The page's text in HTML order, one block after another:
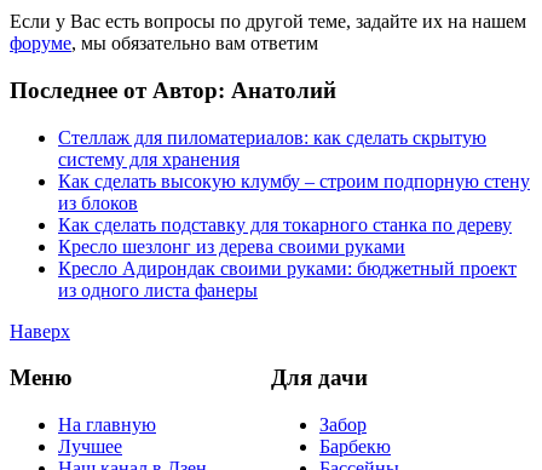
Если у Вас есть вопросы по другой теме, задайте их на нашем
форуме, мы обязательно вам ответим
Последнее от Автор: Анатолий
Стеллаж для пиломатериалов: как сделать скрытую
систему для хранения
Как сделать высокую клумбу – строим подпорную стену
из блоков
Как сделать подставку для токарного станка по дереву
Кресло шезлонг из дерева своими руками
Кресло Адирондак своими руками: бюджетный проект
из одного листа фанеры
Наверх
Меню
На главную
Лучшее
Для дачи
Забор
Барбекю